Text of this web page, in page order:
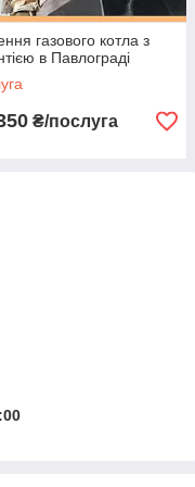
газового котла з
в Павлограді
₴/послуга